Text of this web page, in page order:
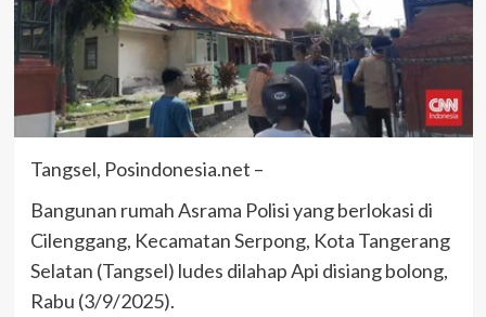
Tangsel, Posindonesia.net –
Bangunan rumah Asrama Polisi yang berlokasi di
Cilenggang, Kecamatan Serpong, Kota Tangerang
Selatan (Tangsel) ludes dilahap Api disiang bolong,
Rabu (3/9/2025).